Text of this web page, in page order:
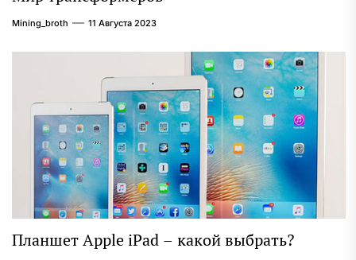
Mining_broth 11 Августа 2023
Планшет Apple iPad – какой выбрать?